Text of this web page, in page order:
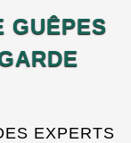
GUÊPES
EXPERTS